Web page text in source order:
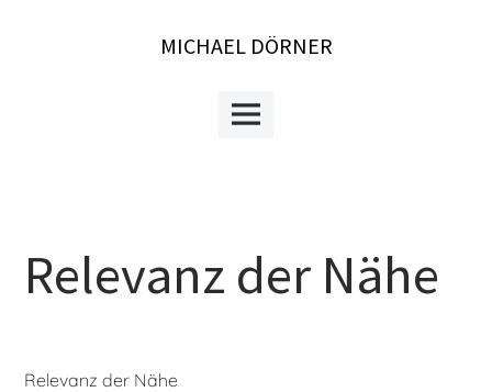
MICHAEL DÖRNER
Main
Menu
Relevanz der Nähe
Relevanz der Nähe